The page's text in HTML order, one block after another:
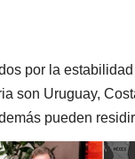
por la
son Uruguay,
pueden residir